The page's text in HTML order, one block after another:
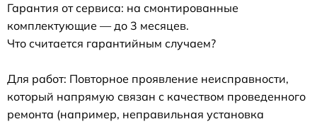
Гарантия от сервиса: на смонтированные
комплектующие — до 3 месяцев.
Что считается гарантийным случаем?
Для работ: Повторное проявление неисправности,
который напрямую связан с качеством проведенного
ремонта (например, неправильная установка